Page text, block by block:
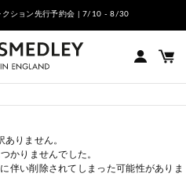
クション先行予約会 | 7/10 - 8/30
ありません。
かりませんでした。
伴い削除されてしまった可能性がありま